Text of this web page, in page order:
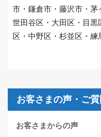
市・鎌倉市・藤沢市・茅
世田谷区・大田区・目
区・中野区・杉並区・練
お客さまの声・ご
お客さまからの声